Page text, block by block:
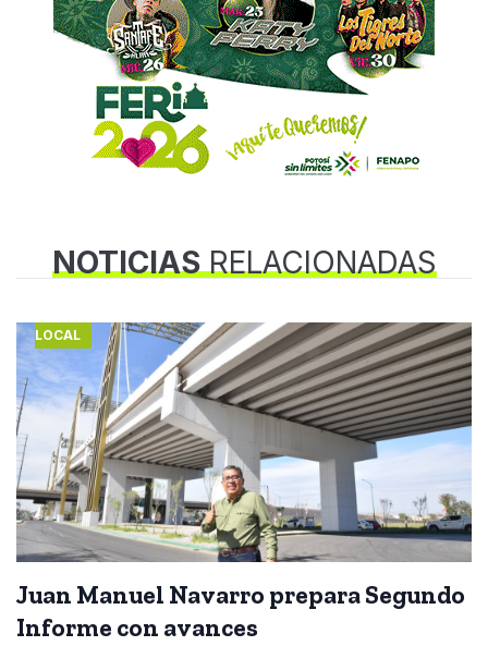
NOTICIASRELACIONADAS
LOCAL
Juan Manuel Navarro prepara Segundo
Informe con avances